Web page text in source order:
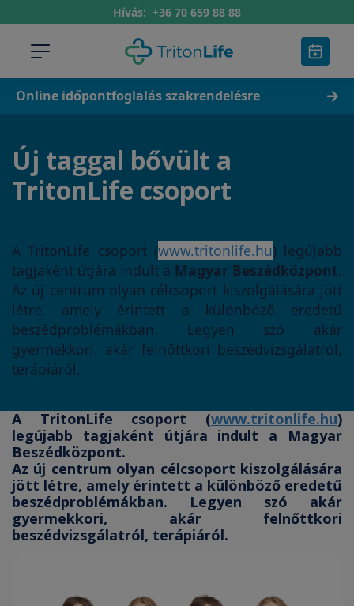
Hívás: +36 70 659 88 88
Online időpontfoglalás szakrendelésre
Új taggal bővült a
TritonLife csoport
A TritonLife csoport (www.tritonlife.hu) legújabb
tagjaként útjára indult a Magyar Beszédközpont.
Az új centrum olyan célcsoport kiszolgálására jött
létre, amely érintett a különböző eredetű
beszédproblémákban. Legyen szó akár
gyermekkori, akár felnőttkori beszédvizsgálatról,
terápiáról.
A TritonLife csoport (www.tritonlife.hu)
legújabb tagjaként útjára indult a Magyar
Beszédközpont.
Az új centrum olyan célcsoport kiszolgálására
jött létre, amely érintett a különböző eredetű
beszédproblémákban. Legyen szó akár
gyermekkori, akár felnőttkori
beszédvizsgálatról, terápiáról.